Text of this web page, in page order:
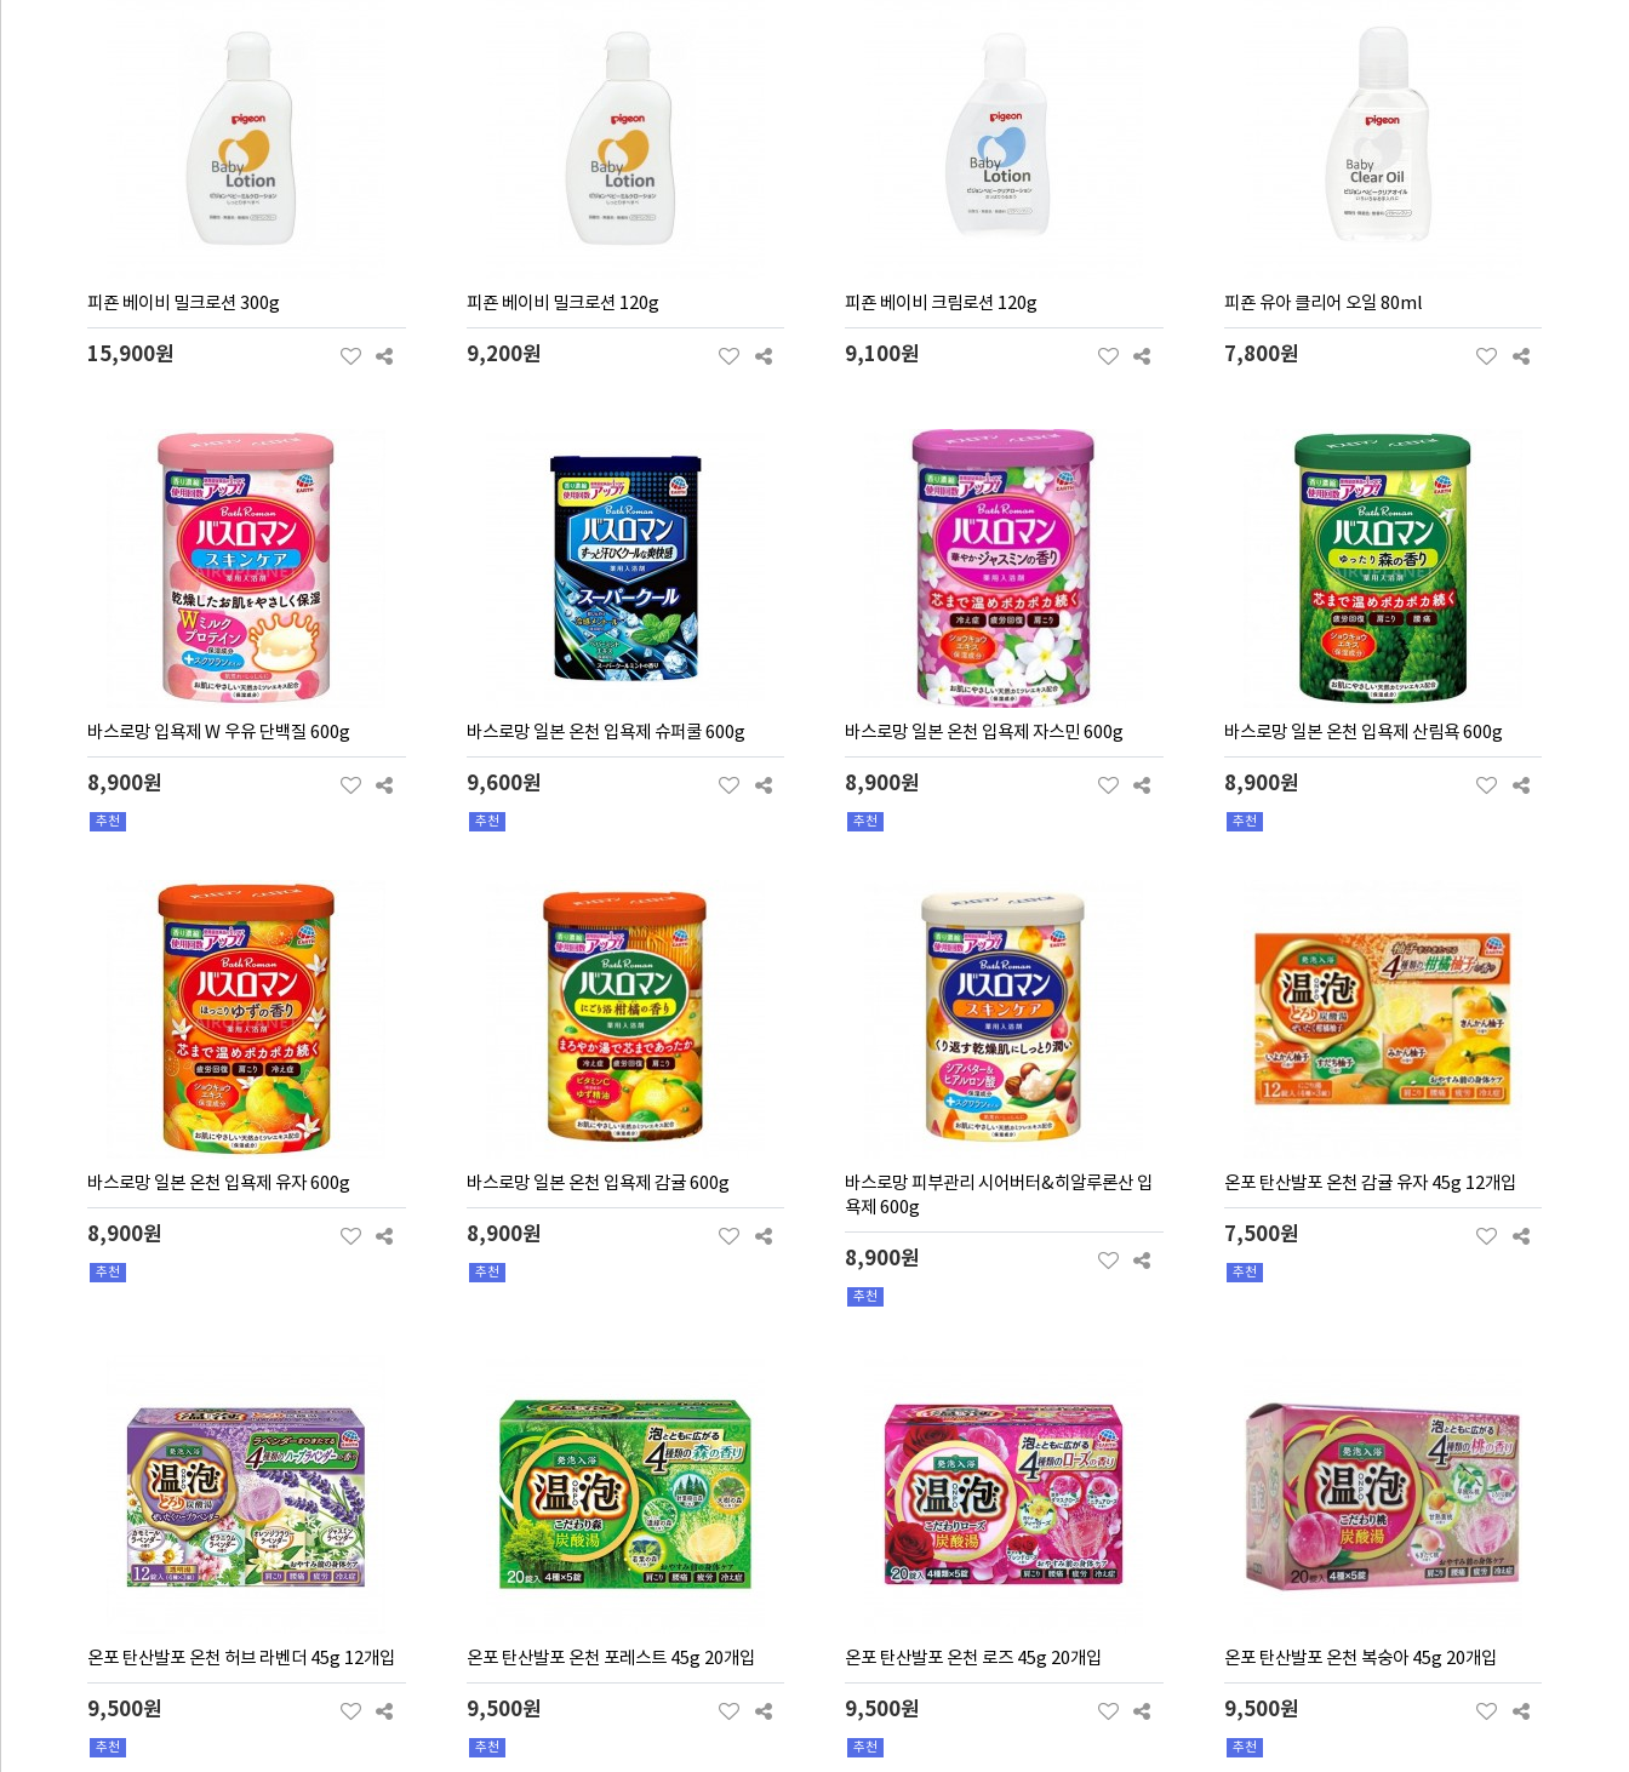
피죤 베이비 밀크로션 300g
15,900원
피죤 베이비 밀크로션 120g
9,200원
피죤 베이비 크림로션 120g
9,100원
피죤 유아 클리어 오일 80ml
7,800원
바스로망 입욕제 W 우유 단백질 600g
8,900원
추천
바스로망 일본 온천 입욕제 슈퍼쿨 600g
9,600원
추천
바스로망 일본 온천 입욕제 자스민 600g
8,900원
추천
바스로망 일본 온천 입욕제 산림욕 600g
8,900원
추천
바스로망 일본 온천 입욕제 유자 600g
8,900원
추천
바스로망 일본 온천 입욕제 감귤 600g
8,900원
추천
바스로망 피부관리 시어버터&히알루론산 입
욕제 600g
8,900원
추천
온포 탄산발포 온천 감귤 유자 45g 12개입
7,500원
추천
온포 탄산발포 온천 허브 라벤더 45g 12개입
9,500원
추천
온포 탄산발포 온천 포레스트 45g 20개입
9,500원
추천
온포 탄산발포 온천 로즈 45g 20개입
9,500원
추천
온포 탄산발포 온천 복숭아 45g 20개입
9,500원
추천